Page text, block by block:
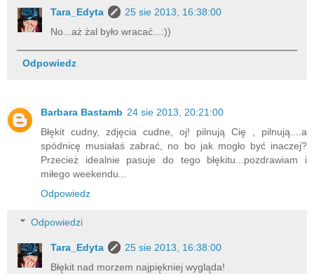
Tara_Edyta
25 sie 2013, 16:38:00
No...aż żal było wracać...:))
Odpowiedz
Barbara Bastamb 24 sie 2013, 20:21:00
Błękit cudny, zdjęcia cudne, oj! pilnują Cię , pilnują....a
spódnicę musiałaś zabrać, no bo jak mogło być inaczej?
Przecież idealnie pasuje do tego błękitu...pozdrawiam i
miłego weekendu...
Odpowiedz
Odpowiedzi
Tara_Edyta
25 sie 2013, 16:38:00
Błękit nad morzem najpiękniej wygląda!